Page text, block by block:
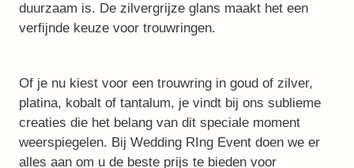
duurzaam is. De zilvergrijze glans maakt het een
verfijnde keuze voor trouwringen.
Of je nu kiest voor een trouwring in goud of zilver,
platina, kobalt of tantalum, je vindt bij ons sublieme
creaties die het belang van dit speciale moment
weerspiegelen. Bij Wedding RIng Event doen we er
alles aan om u de beste prijs te bieden voor